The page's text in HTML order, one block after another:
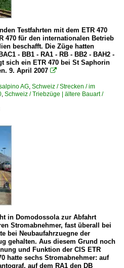
Testfahrten mit dem ETR 470
470 für den internationalen Betrieb
beschafft. Die Züge hatten
- BB1 - RA1 - RB - BB2 - BAH2 -
sich ein ETR 470 bei St Saphorin
9. April 2007 
AG, Schweiz / Strecken / im
, Schweiz / Triebzüge | ältere Bauart /
in Domodossola zur Abfahrt
Stromabnehmer, fast überall bei
bei Neubaufahrzuegne der
gehalten. Aus diesem Grund noch
und Funktion der CIS ETR
hatte sechs Stromabnehmer: auf
auf dem RA1 den DB